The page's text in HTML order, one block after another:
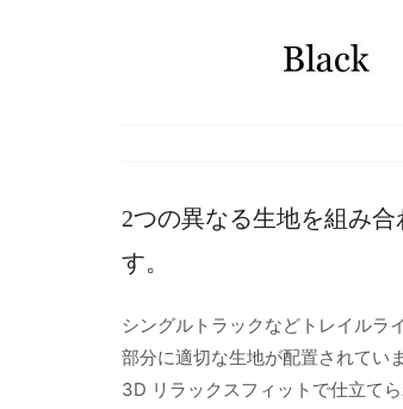
2つの異なる生地を組み
す。
シングルトラックなどトレイルラ
部分に適切な生地が配置されていま
3D リラックスフィットで仕立て